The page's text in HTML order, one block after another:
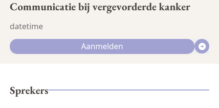
Communicatie bij vergevorderde kanker
datetime
Aanmelden
Sprekers